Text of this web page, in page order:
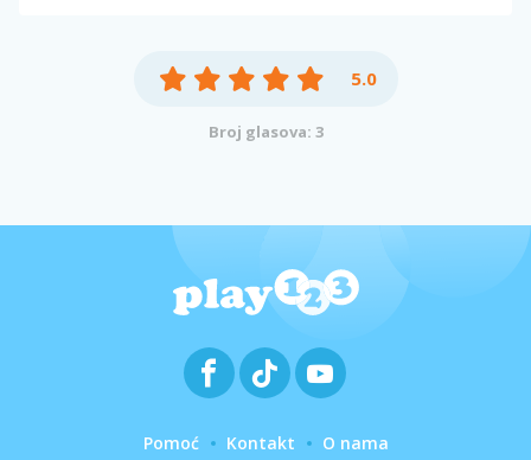
5.0
Broj glasova: 3
Pomoć Kontakt O nama